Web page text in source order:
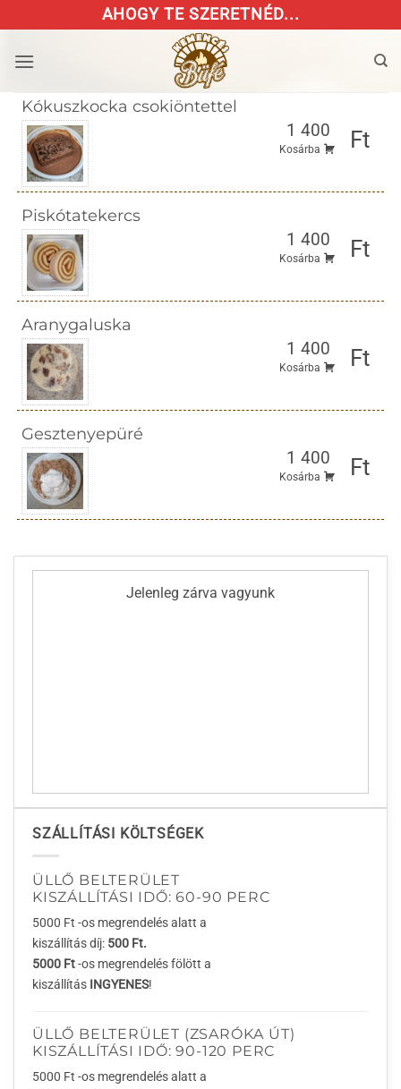
to
content
AHOGY TE SZERETNÉD...
Kókuszkocka csokiöntettel
1 400
Kosárba Ft
Piskótatekercs
1 400
Kosárba Ft
Aranygaluska
1 400
Kosárba Ft
Gesztenyepüré
1 400
Kosárba Ft
Jelenleg zárva vagyunk
SZÁLLÍTÁSI KÖLTSÉGEK
ÜLLŐ BELTERÜLET
KISZÁLLÍTÁSI IDŐ: 60-90 PERC
5000 Ft -os megrendelés alatt a
kiszállítás díj: 500 Ft.
5000 Ft-os megrendelés fölött a
kiszállítás INGYENES!
ÜLLŐ BELTERÜLET (ZSARÓKA ÚT)
KISZÁLLÍTÁSI IDŐ: 90-120 PERC
5000 Ft -os megrendelés alatt a